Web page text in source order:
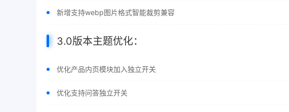
新增支持webp图片格式智能裁剪兼容
3.0版本主题优化：
优化产品内页模块加入独立开关
优化支持问答独立开关